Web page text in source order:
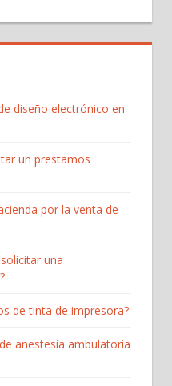
diseño electrónico en
un prestamos
por la venta de
una
de tinta de impresora?
anestesia ambulatoria